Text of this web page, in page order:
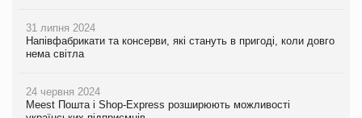
31 липня 2024
Напівфабрикати та консерви, які стануть в пригоді, коли довго
нема світла
24 червня 2024
Meest Пошта і Shop-Express розширюють можливості